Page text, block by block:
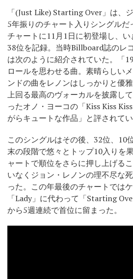
「(Just Like) Starting Over」は、
5年振りのチャート入りシングルだ
チャートに11月1日に初登場し、
38位を記録。当時Billboard誌のレ
は次のように紹介されていた。「
ロールを思わせる曲。素晴らしい
ンドの曲をレノンはしっかりと優
上回る最高のヴォーカルを披露し
ったオノ・ヨーコの「Kiss Kiss
がらキュートな作品」と評されてい
このシングルはその後、32位、10
末の段階で悠々とトップ10入りを
ャートで順位をさらに押し上げる
いなくジョン・レノンの理不尽な
った。この年最後のチャートでは
「Lady」に代わって「Starting
から5週連続で首位に留まった。